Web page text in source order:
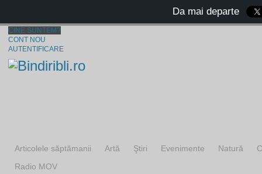
CINE SUNTEM?
CONT NOU
AUTENTIFICARE
Articolele săptămanii Artă Ştiri Evenimente Natură
Radio MOV
Da mai departe